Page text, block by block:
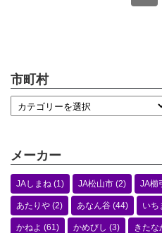
市町村
メーカー
JAしまね (1) JA松山市 (2) JA櫛
あたりや (2) あなん谷 (44) いち
かねよ (61) かめびし (3) きたな